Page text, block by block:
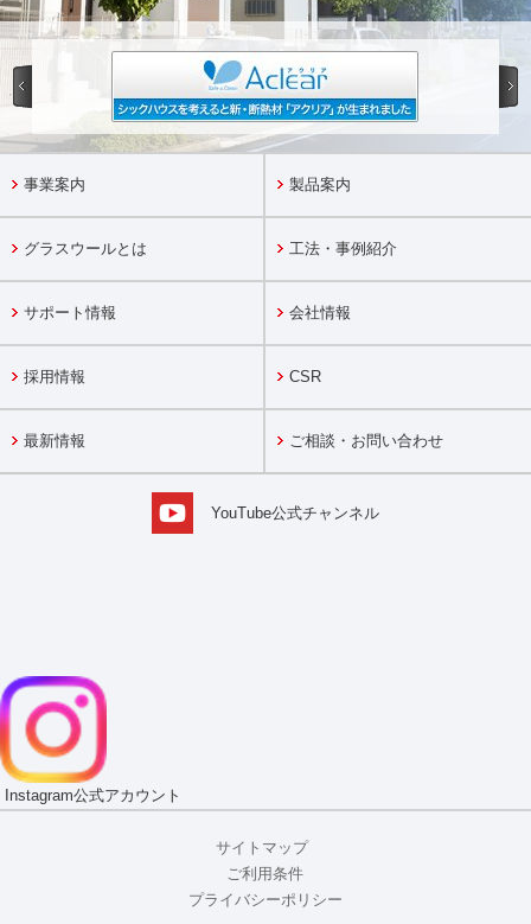
事業案内 製品案内
グラスウールとは 工法・事例紹介
サポート情報 会社情報
採用情報 CSR
最新情報 ご相談・お問い合わせ
YouTube公式チャンネル
Instagram公式アカウント
サイトマップ
ご利用条件
プライバシーポリシー